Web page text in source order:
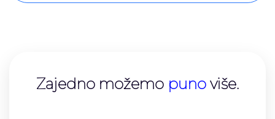
Zajedno možemo​ puno više.